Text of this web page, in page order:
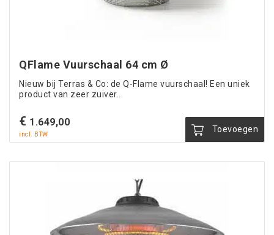
QFlame Vuurschaal 64 cm Ø
Nieuw bij Terras & Co: de Q-Flame vuurschaal! Een uniek
product van zeer zuiver...
€ 1.649,00
incl. BTW
Toevoegen